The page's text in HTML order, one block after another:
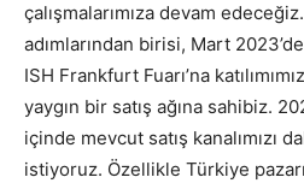
çalışmalarımıza devam
adımlarından birisi, Mart
ISH Frankfurt Fuarı’na
yaygın bir satış ağına sahibiz.
içinde mevcut satış kanalımızı
istiyoruz. Özellikle Türkiye